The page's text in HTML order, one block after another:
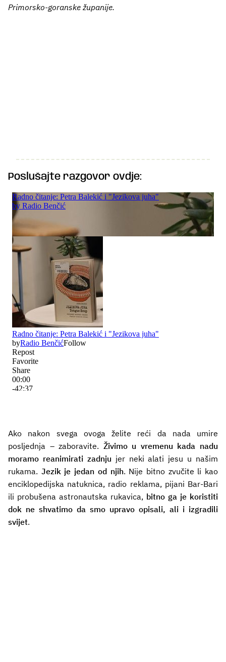
Primorsko-goranske županije.
Poslušajte razgovor ovdje:
Ako nakon svega ovoga želite reći da nada umire
posljednja – zaboravite. Živimo u vremenu kada nadu
moramo reanimirati zadnju jer neki alati jesu u našim
rukama. Jezik je jedan od njih. Nije bitno zvučite li kao
enciklopedijska natuknica, radio reklama, pijani Bar-Bari
ili probušena astronautska rukavica, bitno ga je koristiti
dok ne shvatimo da smo upravo opisali, ali i izgradili
svijet.